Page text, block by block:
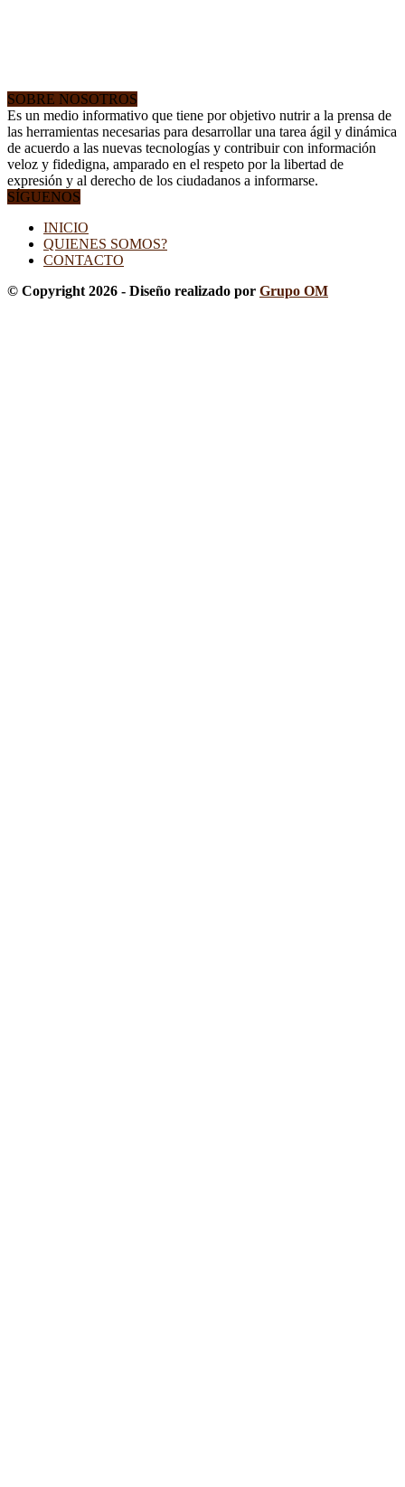
SOBRE NOSOTROS
Es un medio informativo que tiene por objetivo nutrir a la prensa de
las herramientas necesarias para desarrollar una tarea ágil y dinámica
de acuerdo a las nuevas tecnologías y contribuir con información
veloz y fidedigna, amparado en el respeto por la libertad de
expresión y al derecho de los ciudadanos a informarse.
SÍGUENOS
INICIO
QUIENES SOMOS?
CONTACTO
© Copyright 2026 - Diseño realizado por Grupo OM